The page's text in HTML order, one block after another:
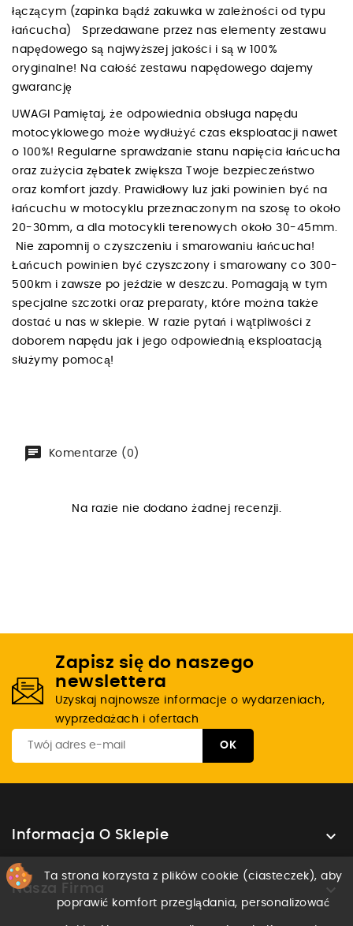
łączącym (zapinka bądź zakuwka w zależności od typu
łańcucha) Sprzedawane przez nas elementy zestawu
napędowego są najwyższej jakości i są w 100%
oryginalne! Na całość zestawu napędowego dajemy
gwarancję
UWAGI Pamiętaj, że odpowiednia obsługa napędu
motocyklowego może wydłużyć czas eksploatacji nawet
o 100%! Regularne sprawdzanie stanu napięcia łańcucha
oraz zużycia zębatek zwiększa Twoje bezpieczeństwo
oraz komfort jazdy. Prawidłowy luz jaki powinien być na
łańcuchu w motocyklu przeznaczonym na szosę to około
20-30mm, a dla motocykli terenowych około 30-45mm.
Nie zapomnij o czyszczeniu i smarowaniu łańcucha!
Łańcuch powinien być czyszczony i smarowany co 300-
500km i zawsze po jeździe w deszczu. Pomagają w tym
specjalne szczotki oraz preparaty, które można także
dostać u nas w sklepie. W razie pytań i wątpliwości z
doborem napędu jak i jego odpowiednią eksploatacją
służymy pomocą!
Komentarze (0)
Na razie nie dodano żadnej recenzji.
Zapisz się do naszego
newslettera
Uzyskaj najnowsze informacje o wydarzeniach,
wyprzedażach i ofertach
Informacja O Sklepie 
Nasza Firma 
Ta strona korzysta z plików cookie (ciasteczek), aby
poprawić komfort przeglądania, personalizować